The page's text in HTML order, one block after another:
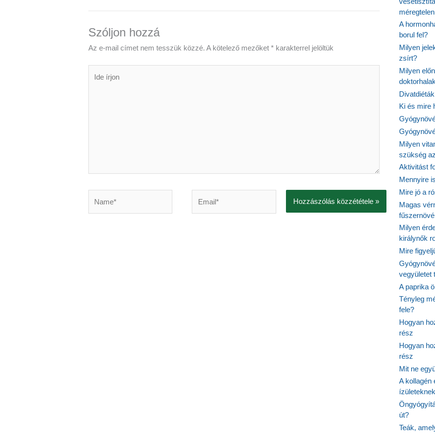
Szóljon hozzá
Az e-mail címet nem tesszük közzé. A kötelező mezőket * karakterrel jelöltük
A
borul fel?
Milyen
zsírt?
Milyen
Ki és mire
Milyen
szükség
Aktivitást
Mennyire
Mire jó a
Magas
Milyen
királynők
Mire
vegyületet
A paprika
Tényleg
fele?
Hogyan
rész
Hogyan
rész
Mit ne
A kollagén
út?
Teák,